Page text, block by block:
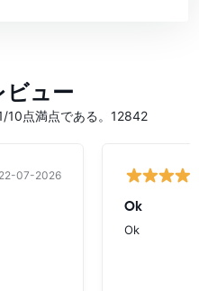
ビュー
10点満点である。12842
22-07-2026
Ok
Ok